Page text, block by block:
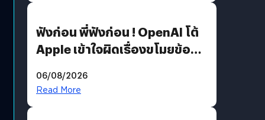
ฟังก่อน พี่ฟังก่อน ! OpenAI โต้
Apple เข้าใจผิดเรื่องขโมยข้อมูล
06/08/2026
Read More